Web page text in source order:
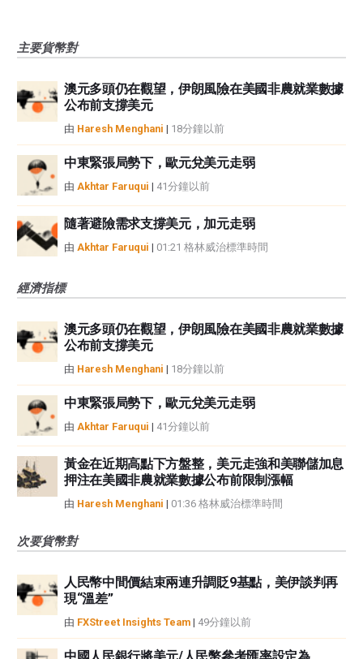
主要貨幣對
澳元多頭仍在觀望，伊朗風險在美國非農就業數據
公布前支撐美元
由 Haresh Menghani | 18分鐘以前
中東緊張局勢下，歐元兌美元走弱
由 Akhtar Faruqui | 41分鐘以前
隨著避險需求支撐美元，加元走弱
由 Akhtar Faruqui | 01:21 格林威治標準時間
經濟指標
澳元多頭仍在觀望，伊朗風險在美國非農就業數據
公布前支撐美元
由 Haresh Menghani | 18分鐘以前
中東緊張局勢下，歐元兌美元走弱
由 Akhtar Faruqui | 41分鐘以前
黃金在近期高點下方盤整，美元走強和美聯儲加息
押注在美國非農就業數據公布前限制漲幅
由 Haresh Menghani | 01:36 格林威治標準時間
次要貨幣對
人民幣中間價結束兩連升調貶9基點，美伊談判再
現“溫差”
由 FXStreet Insights Team | 49分鐘以前